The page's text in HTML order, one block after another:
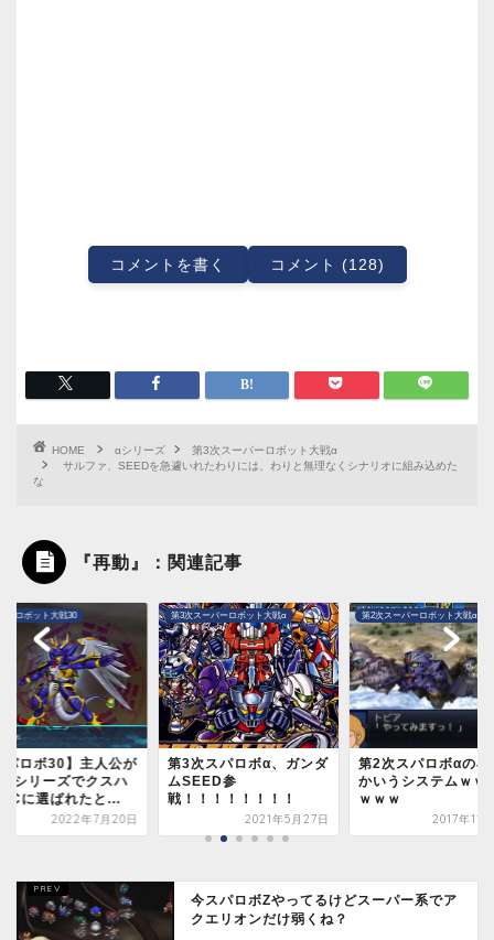
コメントを書く コメント (128)
HOME αシリーズ
第3次スーパーロボット大戦α
サルファ、SEEDを急遽いれたわりには、わりと無理なくシナリオに組み込めた
な
『再動』：関連記事
ーロボット大戦30
パロボ30】主人公が
αシリーズでクスハ
に選ばれたと...
2022年7月20日
第3次スーパーロボット大戦α
第3次スパロボα、ガンダ
ムSEED参
戦！！！！！！！！
2021年5月27日
第2次スーパーロボット大戦α
第2次スパロボαの小
かいうシステムｗｗ
ｗｗｗ
2017年11
今スパロボZやってるけどスーパー系でア
クエリオンだけ弱くね？